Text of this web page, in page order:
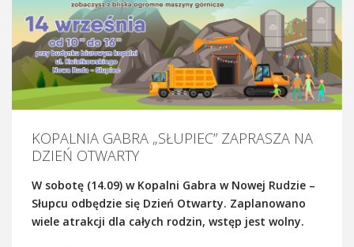
KOPALNIA GABRA „SŁUPIEC” ZAPRASZA NA
DZIEŃ OTWARTY
W sobotę (14.09) w Kopalni Gabra w Nowej Rudzie –
Słupcu odbędzie się Dzień Otwarty. Zaplanowano
wiele atrakcji dla całych rodzin, wstęp jest wolny.